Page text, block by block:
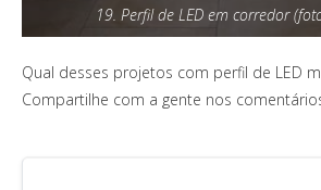
19. Perfil de LED em corredor
Qual desses projetos com perfil de LED
Compartilhe com a gente nos